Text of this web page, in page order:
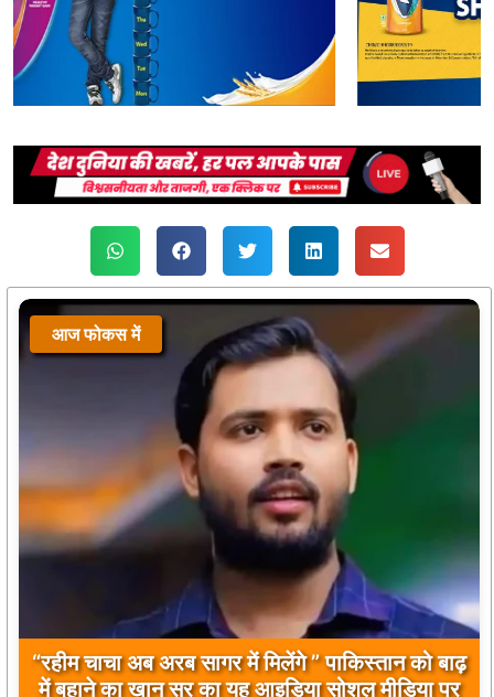
आज फोकस में
“रहीम चाचा अब अरब सागर में मिलेंगे ” पाकिस्तान को बाढ़
में बहाने का खान सर का यह आइडिया सोशल मीडिया पर